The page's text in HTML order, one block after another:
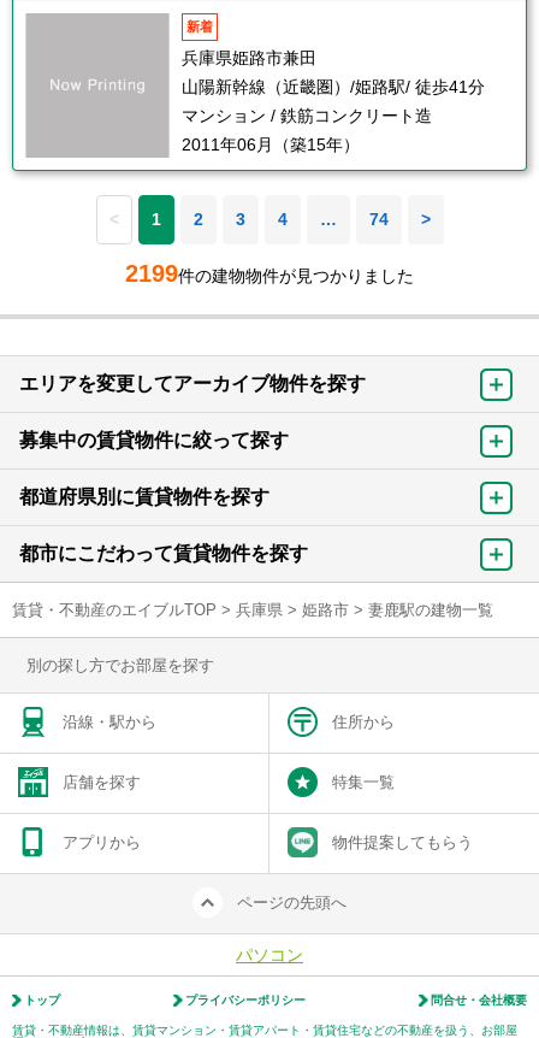
新着
兵庫県姫路市兼田
山陽新幹線（近畿圏）/姫路駅/ 徒歩41分
マンション / 鉄筋コンクリート造
2011年06月（築15年）
< 1 2 3 4 … 74 >
2199件の建物物件が見つかりました
エリアを変更してアーカイブ物件を探す
募集中の賃貸物件に絞って探す
都道府県別に賃貸物件を探す
都市にこだわって賃貸物件を探す
賃貸・不動産のエイブルTOP > 兵庫県 > 姫路市 > 妻鹿駅の建物一覧
別の探し方でお部屋を探す
沿線・駅から 住所から
店舗を探す 特集一覧
アプリから 物件提案してもらう
ページの先頭へ
パソコン
トップ プライバシーポリシー 問合せ・会社概要
賃貸・不動産情報は、賃貸マンション・賃貸アパート・賃貸住宅などの不動産を扱う、お部屋